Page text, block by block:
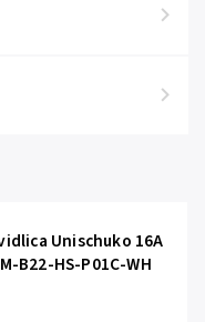
Unischuko 16A
B22-HS-P01C-WH